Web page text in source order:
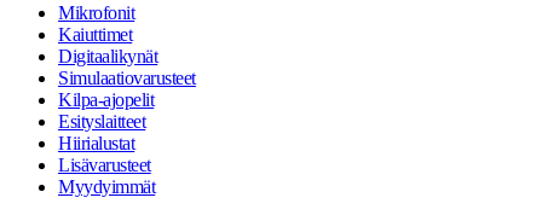
Mikrofonit
Kaiuttimet
Digitaalikynät
Simulaatiovarusteet
Kilpa-ajopelit
Esityslaitteet
Hiirialustat
Lisävarusteet
Myydyimmät